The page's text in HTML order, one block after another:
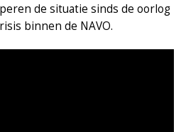
de situatie sinds de oorlog
binnen de NAVO.